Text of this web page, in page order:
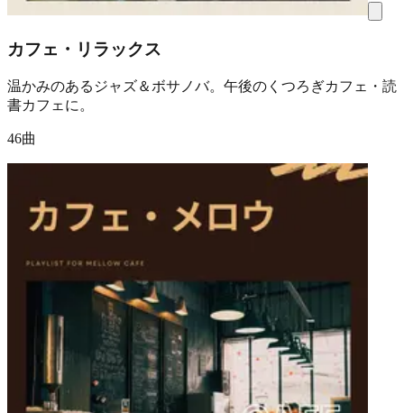
カフェ・リラックス
温かみのあるジャズ＆ボサノバ。午後のくつろぎカフェ・読
書カフェに。
46曲